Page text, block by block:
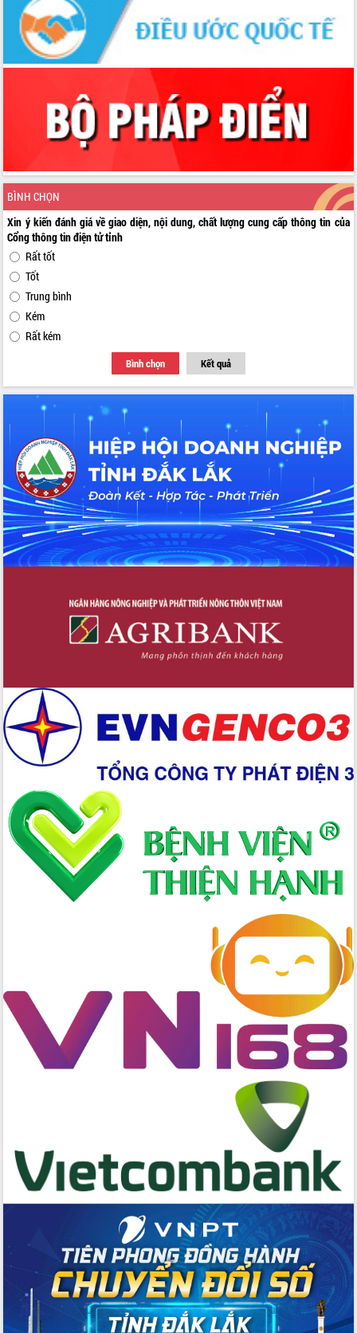
BÌNH CHỌN
Xin ý kiến đánh giá về giao diện, nội dung, chất lượng cung cấp thông tin của
Cổng thông tin điện tử tỉnh
Rất tốt
Tốt
Trung bình
Kém
Rất kém
Bình chọn Kết quả